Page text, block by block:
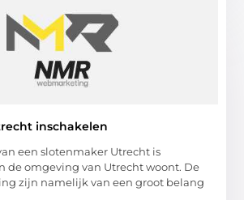
inschakelen
een slotenmaker Utrecht is
de omgeving van Utrecht woont. De
zijn namelijk van een groot belang